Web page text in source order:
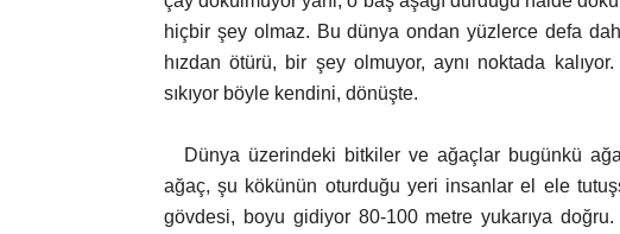
hiçbir şey olmaz. Bu dünya ondan yüzlerce defa
hızdan ötürü, bir şey olmuyor, aynı noktada
sıkıyor böyle kendini, dönüşte.
Dünya üzerindeki bitkiler ve ağaçlar bugünkü
ağaç, şu kökünün oturduğu yeri insanlar el ele
gövdesi, boyu gidiyor 80-100 metre yukarıya